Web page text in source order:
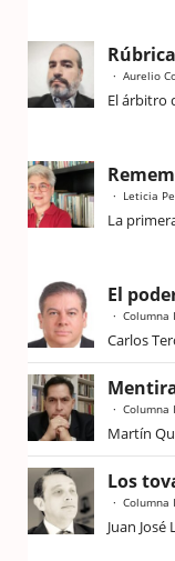
Rúbrica
Aurelio
El árbitro
Leticia
La
El
Columna
Carlos
Columna
Martín
Los
Columna
Juan José